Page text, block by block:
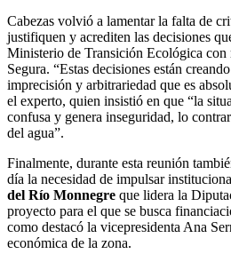
Cabezas volvió a lamentar la falta de
justifiquen y acrediten las decisiones
Ministerio de Transición Ecológica con
Segura. “Estas decisiones están
imprecisión y arbitrariedad que es
el experto, quien insistió en que “la
confusa y genera inseguridad, lo
del agua”.
Finalmente, durante esta reunión
día la necesidad de impulsar
del Río Monnegre que lidera la
proyecto para el que se busca
como destacó la vicepresidenta Ana
económica de la zona.